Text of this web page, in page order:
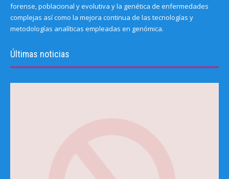
forense, poblacional y evolutiva y la genética de enfermedades
complejas así como la mejora continua de las tecnologías y
metodologías analíticas empleadas en genómica.
Últimas noticias